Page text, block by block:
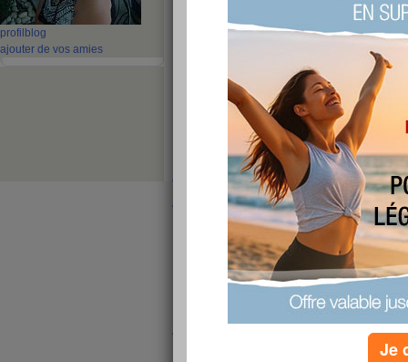
profil blog
ajouter de vos amies
SALUT MES
EH OUI ME
pas oubliée loin de
pas le coeur ni le
faire un blog je n'ai
bon été
avons eu nos petits
de juillet car
pas mal de soucis
la maison de notreJe